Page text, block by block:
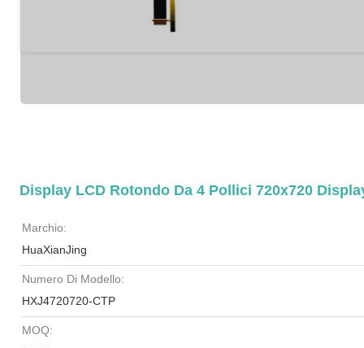
Display LCD Rotondo Da 4 Pollici 720x720
Marchio:
HuaXianJing
Numero Di Modello:
HXJ4720720-CTP
MOQ: